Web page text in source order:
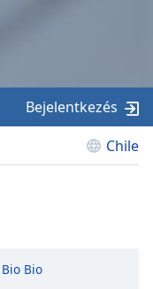
Chile
Bejelentkezés
Bio